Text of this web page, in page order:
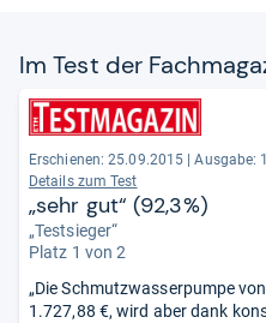
Im Test der
Erschienen: 25.09.2015
Ausgabe:
Details zum Test
„sehr gut“ (92,3%)
„Testsieger“
Platz 1 von 2
„Die Schmutzwasserpumpe
1.727,88 €, wird aber dank